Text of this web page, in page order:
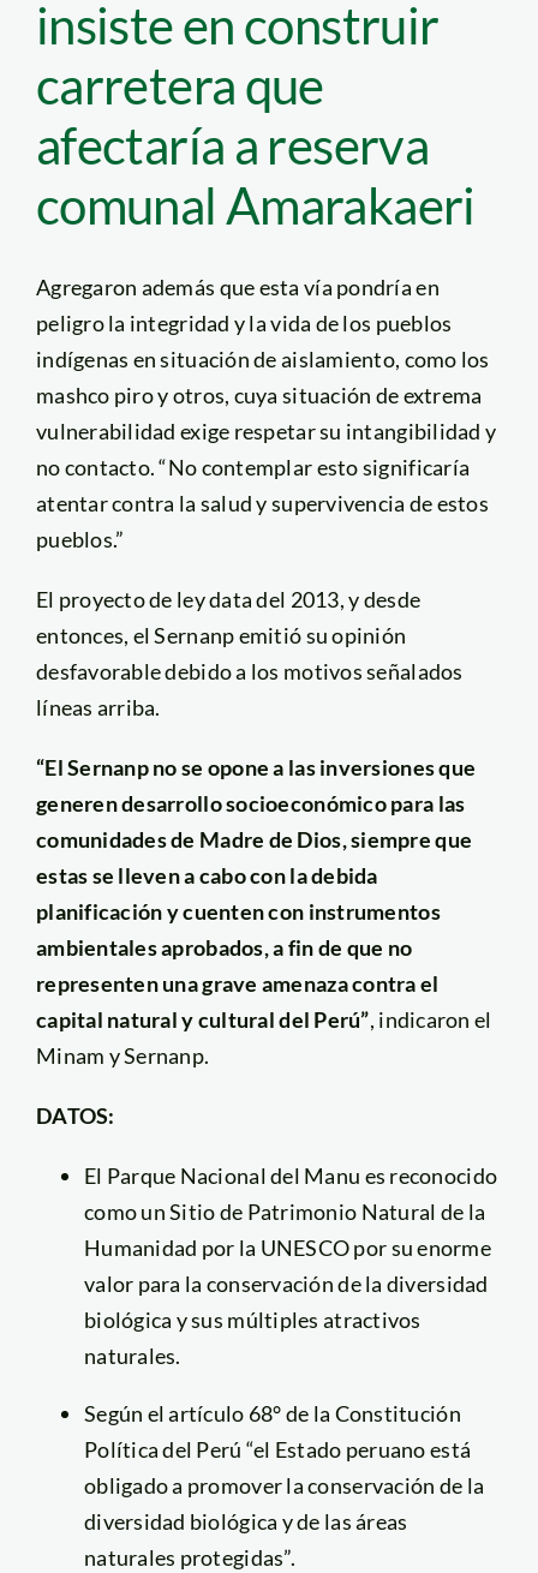
insiste en construir
carretera que
afectaría a reserva
comunal Amarakaeri
Agregaron además que esta vía pondría en
peligro la integridad y la vida de los pueblos
indígenas en situación de aislamiento, como los
mashco piro y otros, cuya situación de extrema
vulnerabilidad exige respetar su intangibilidad y
no contacto. “No contemplar esto significaría
atentar contra la salud y supervivencia de estos
pueblos.”
El proyecto de ley data del 2013, y desde
entonces, el Sernanp emitió su opinión
desfavorable debido a los motivos señalados
líneas arriba.
“El Sernanp no se opone a las inversiones que
generen desarrollo socioeconómico para las
comunidades de Madre de Dios, siempre que
estas se lleven a cabo con la debida
planificación y cuenten con instrumentos
ambientales aprobados, a fin de que no
representen una grave amenaza contra el
capital natural y cultural del Perú”, indicaron el
Minam y Sernanp.
DATOS:
El Parque Nacional del Manu es reconocido
como un Sitio de Patrimonio Natural de la
Humanidad por la UNESCO por su enorme
valor para la conservación de la diversidad
biológica y sus múltiples atractivos
naturales.
Según el artículo 68° de la Constitución
Política del Perú “el Estado peruano está
obligado a promover la conservación de la
diversidad biológica y de las áreas
naturales protegidas”.